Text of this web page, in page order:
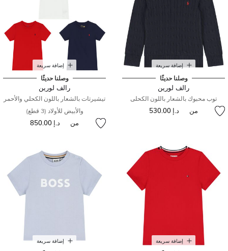
إضافة سريعة
وصلنا حديثًا
رالف لورين
توب محبوك بالشعار باللون الكحلى
من د.إ 530.00
إضافة سريعة
وصلنا حديثًا
رالف لورين
تيشيرتات بالشعار باللون الكحلي والأحمر
والأبيض للأولاد (3 قطع)
من د.إ 850.00
إضافة سريعة إضافة سريعة